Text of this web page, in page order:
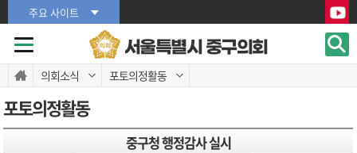
본문바로가기
본문바로가기
주요 사이트
서울특별시 중구의회
의회소식 포토의정활동
포토의정활동
중구청 행정감사 실시